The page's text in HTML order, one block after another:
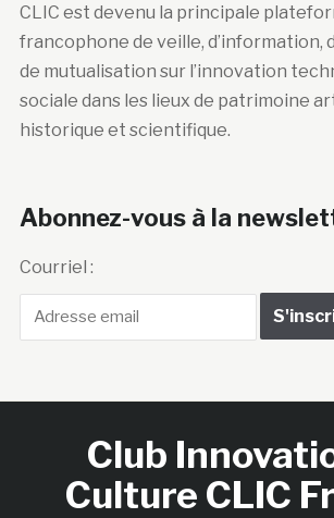
CLIC est devenu la principale
francophone de veille, d’information,
de mutualisation sur l’innovation
sociale dans les lieux de patrimoine
historique et scientifique.
Abonnez-vous à la
Courriel :
Club
Culture CLIC